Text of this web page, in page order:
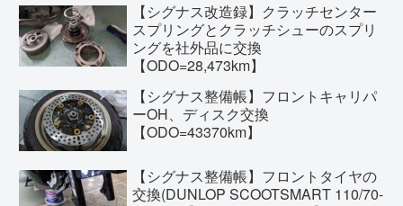
【シグナス改造録】クラッチセンター
スプリングとクラッチシューのスプリ
ングを社外品に交換
【ODO=28,473km】
【シグナス整備帳】フロントキャリパ
ーOH、ディスク交換
【ODO=43370km】
【シグナス整備帳】フロントタイヤの
交換(DUNLOP SCOOTSMART 110/70-